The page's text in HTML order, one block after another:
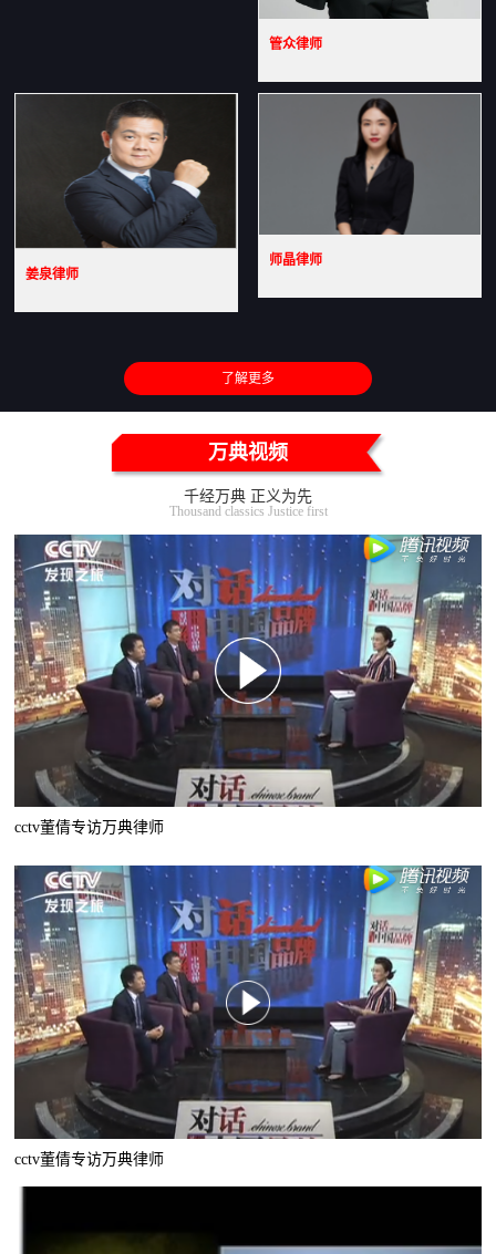
管众律师
姜泉律师
师晶律师
了解更多
万典视频
千经万典 正义为先
Thousand classics Justice first
cctv董倩专访万典律师
cctv董倩专访万典律师